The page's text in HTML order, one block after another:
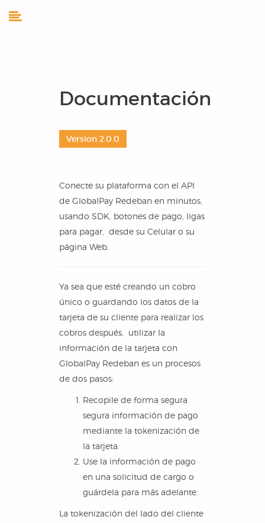
Documentación
Version 2.0.0
Conecte su plataforma con el API
de GlobalPay Redeban en minutos,
usando SDK, botones de pago, ligas
para pagar, desde su Celular o su
página Web.
Ya sea que esté creando un cobro
único o guardando los datos de la
tarjeta de su cliente para realizar los
cobros después, utilizar la
información de la tarjeta con
GlobalPay Redeban es un procesos
de dos pasos:
Recopile de forma segura
segura información de pago
mediante la tokenización de
la tarjeta.
Use la información de pago
en una solicitud de cargo o
guárdela para más adelante.
La tokenización del lado del cliente